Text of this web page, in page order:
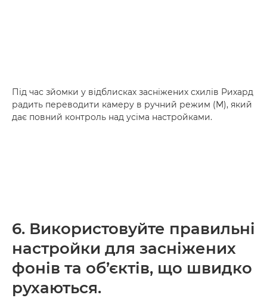
Під час зйомки у відблисках засніжених схилів Рихард
радить переводити камеру в ручний режим (M), який
дає повний контроль над усіма настройками.
6. Використовуйте правильні
настройки для засніжених
фонів та об’єктів, що швидко
рухаються.